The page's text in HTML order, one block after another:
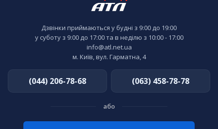
Дзвінки приймаються у будні з 9:00 до 19:00
у суботу з 9:00 до 17:00 та в неділю з 10:00 - 17:00
info@atl.net.ua
м. Київ, вул. Гарматна, 4
(044) 206-78-68 (063) 458-78-78
або